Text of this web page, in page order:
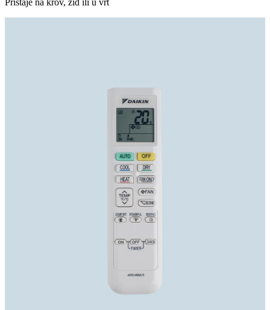
Pristaje na krov, zid ili u vrt